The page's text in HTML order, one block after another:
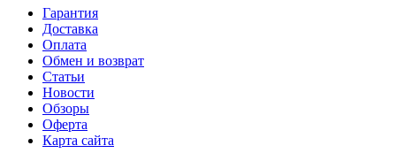
Гарантия
Доставка
Оплата
Обмен и возврат
Статьи
Новости
Обзоры
Оферта
Карта сайта